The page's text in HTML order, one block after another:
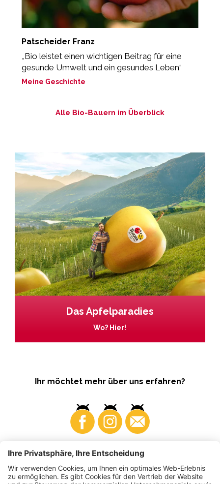
Patscheider Franz
„Bio leistet einen wichtigen Beitrag für eine
gesunde Umwelt und ein gesundes Leben“
Meine Geschichte
Alle Bio-Bauern im Überblick
Das Apfelparadies
Wo? Hier!
Ihr möchtet mehr über uns erfahren?
Business Produzenten